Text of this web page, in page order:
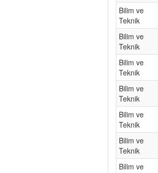
Bilim ve
Teknik
Bilim ve
Teknik
Bilim ve
Teknik
Bilim ve
Teknik
Bilim ve
Teknik
Bilim ve
Teknik
Bilim ve